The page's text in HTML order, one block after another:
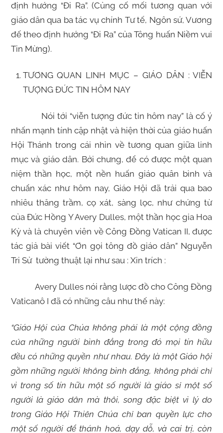
định hướng “Đi Ra”. (Củng cố mối tương quan với
giáo dân qua ba tác vụ chính Tư tế, Ngôn sứ, Vương
đế theo định hướng “Đi Ra” của Tông huấn Niềm vui
Tin Mừng).
TƯƠNG QUAN LINH MỤC – GIÁO DÂN : VIỄN
TƯỢNG ĐỨC TIN HÔM NAY
Nói tới “viễn tượng đức tin hôm nay” là cố ý
nhấn mạnh tính cập nhật và hiện thời của giáo huấn
Hội Thánh trong cái nhìn về tương quan giữa linh
mục và giáo dân. Bởi chưng, để có được một quan
niệm thần học, một nền huấn giáo quân bình và
chuẩn xác như hôm nay, Giáo Hội đã trải qua bao
nhiêu thăng trầm, cọ xát, sàng lọc, như chứng từ
của Đức Hồng Y Avery Dulles, một thần học gia Hoa
Kỳ và là chuyên viên về Công Đồng Vatican II, được
tác giả bài viết “Ơn gọi tông đồ giáo dân” Nguyễn
Tri Sử tường thuật lại như sau : Xin trích :
Avery Dulles nói rằng lược đồ cho Công Đồng
Vaticanô I đã có những câu như thế này:
“Giáo Hội của Chúa không phải là một cộng đồng
của những người bình đẳng trong đó mọi tín hữu
đều có những quyền như nhau. Đây là một Giáo hội
gồm những người không bình đẳng, không phải chỉ
vì trong số tín hữu một số người là giáo sỉ một số
người là giáo dân mà thôi, song đặc biệt vì lý do
trong Giáo Hội Thiên Chúa chỉ ban quyền lực cho
một số người để thánh hoá, dạy dỗ, và cai trị, còn